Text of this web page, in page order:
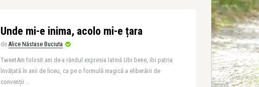
Unde mi-e inima, acolo mi-e țara
de Alice Năstase Buciuta
TweetAm folosit ani de-a rândul expresia latină Ubi bene, ibi patria
învățată în anii de liceu, ca pe o formulă magică a eliberării de
convenții ..